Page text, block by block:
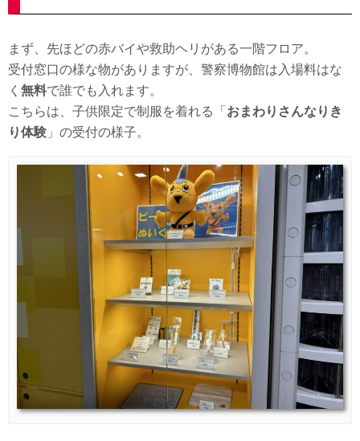
まず、先ほどの赤バイや救助ヘリがある一階フロア。
受付窓口の様な物がありますが、警察博物館は入場料はな
く 無料で誰でも入れます。
こちらは、子供限定で制服を着れる「 おまわりさんなりき
り体験 」の受付の様子。